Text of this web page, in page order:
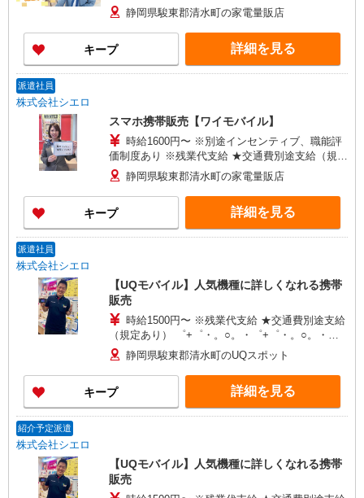
り） ゜+゜・。○。・゜+゜・。○。・゜+゜ 入社
祝い金10万円支給(規定有) お友達を紹介頂くと, イ
ンセンティブ支給(規定有) ゜・。○。・゜+゜・。
○。・゜+゜
静岡県駿東郡清水町の家電量販店
キープ 詳細を見る
派遣社員
株式会社シエロ
スマホ携帯販売【ワイモバイル】
時給1600円〜 ※別途インセンティブ、職能評
価制度あり ※残業代支給 ★交通費別途支給（規定
あり） ゜+゜・。○。・゜+゜・。○。・゜+゜ 入
社祝い金10万円支給(規定有) お友達を紹介頂くと,
インセンティブ支給(規定有) ★月2回払い・週払い
可能（規程有）★ ゜・。○。・゜+゜・。○。・゜
+゜
静岡県駿東郡清水町の家電量販店
キープ 詳細を見る
派遣社員
株式会社シエロ
【UQモバイル】人気機種に詳しくなれる携帯
販売
時給1500円〜 ※残業代支給 ★交通費別途支給
（規定あり） ゜+゜・。○。・゜+゜・。○。・゜
+゜ 入社祝い金10万円支給(規定有) お友達を紹介
頂くと, インセンティブ支給(規定有) ★月2回払
い・週払い可能（規程有）★ ゜・。○。・゜
+゜・。○。・゜+゜
静岡県駿東郡清水町のUQスポット
キープ 詳細を見る
紹介予定派遣
株式会社シエロ
【UQモバイル】人気機種に詳しくなれる携帯
販売